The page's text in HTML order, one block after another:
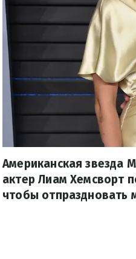
Американская звезда
актер Лиам Хемсворт
чтобы отпраздновать